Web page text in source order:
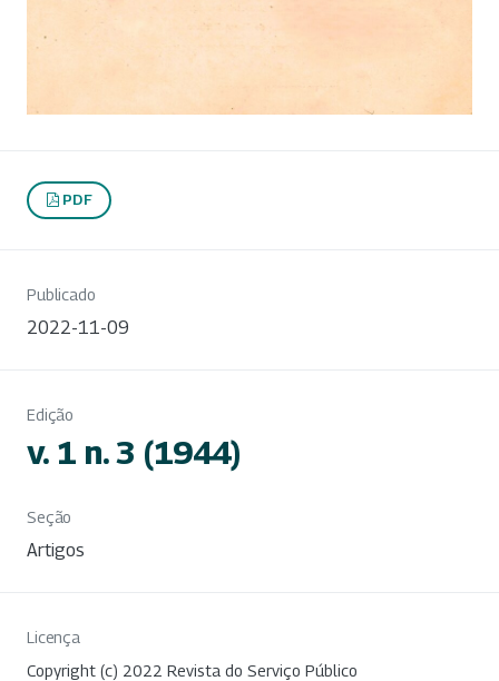
PDF
Publicado
2022-11-09
Edição
v. 1 n. 3 (1944)
Seção
Artigos
Licença
Copyright (c) 2022 Revista do Serviço Público